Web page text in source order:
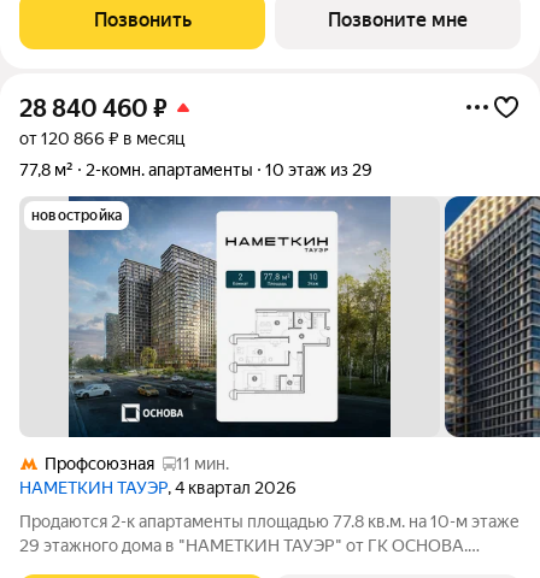
класса, расположенный на Юго-Западе столицы, в
историческом Обручевском районе. Три
Позвонить Позвоните мне
28 840 460 ₽
от 120 866 ₽ в месяц
77,8 м²
2-комн. апартаменты 10 этаж из 29
новостройка
Профсоюзная
11 мин.
НАМЕТКИН ТАУЭР, 4 квартал 2026
Продаются 2-к апартаменты площадью 77.8 кв.м. на 10-м этаже
29 этажного дома в "НАМЕТКИН ТАУЭР" от ГК ОСНОВА.